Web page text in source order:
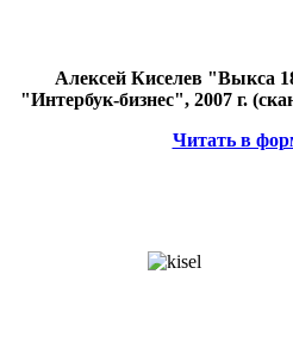
Алексей Киселев "Выкса
"Интербук-бизнес", 2007 г.
Читать в